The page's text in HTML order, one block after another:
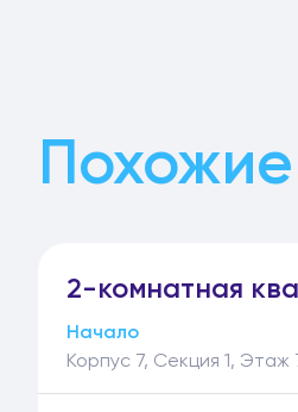
2-комнатная
Начало
Корпус 7, Секция 1, Этаж